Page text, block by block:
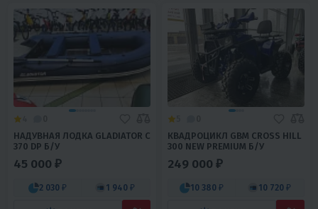
НАДУВНАЯ ЛОДКА GLADIATOR C
370 DP Б/У
45 000 ₽
2 030 ₽ 1 940 ₽
КВАДРОЦИКЛ GBM CROSS HILL
300 NEW PREMIUM Б/У
249 000 ₽
10 380 ₽ 10 720 ₽